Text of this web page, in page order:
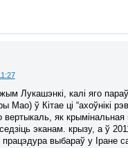
Лукашэнкі, калі яго
Мао) ў Кітае ці
як
эканам. крызу, а ў
працэдура выбараў у Іране